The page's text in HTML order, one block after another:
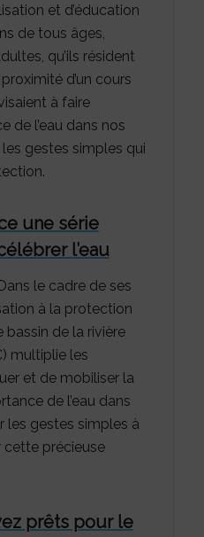
et d’éducation
de tous âges,
qu’ils résident
d’un cours
à faire
de l’eau dans nos
gestes simples qui
une série
l’eau
le cadre de ses
à la protection
bassin de la rivière
multiplie les
et de mobiliser la
de l’eau dans
les gestes simples à
cette précieuse
prêts pour le